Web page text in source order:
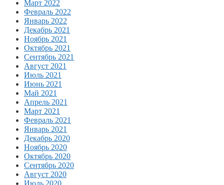
Март 2022
Февраль 2022
Январь 2022
Декабрь 2021
Ноябрь 2021
Октябрь 2021
Сентябрь 2021
Август 2021
Июль 2021
Июнь 2021
Май 2021
Апрель 2021
Март 2021
Февраль 2021
Январь 2021
Декабрь 2020
Ноябрь 2020
Октябрь 2020
Сентябрь 2020
Август 2020
Июль 2020